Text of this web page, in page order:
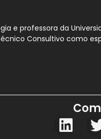
e professora da
Consultivo como